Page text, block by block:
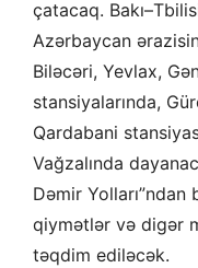
çatacaq.
Azərbaycan
Biləcəri, Yevlax,
stansiyalarında,
Qardabani
Vağzalında
Dəmir
qiymətlər və digər
təqdim ediləcək.